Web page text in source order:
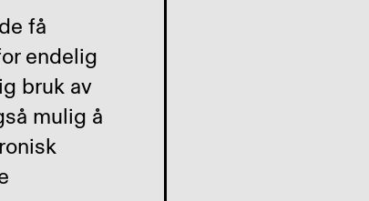
få
endelig
bruk av
mulig å